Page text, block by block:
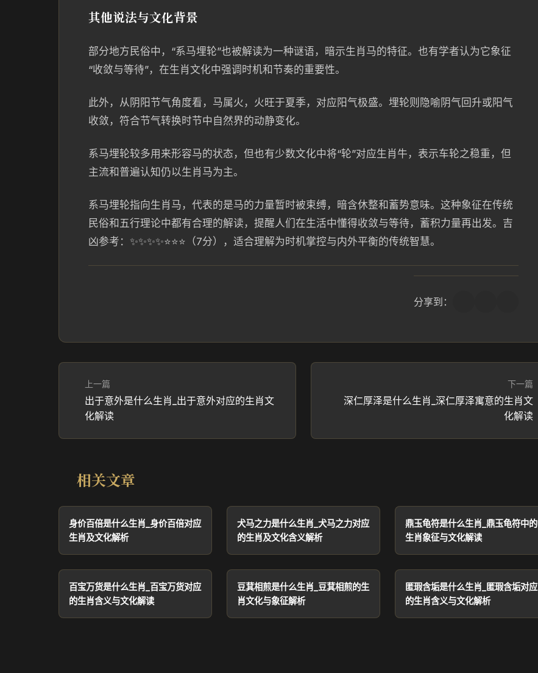
其他说法与文化背景
部分地方民俗中，“系马埋轮”也被解读为一种谜语，暗示生肖马的特征。也有学者认为它象征
“收敛与等待”，在生肖文化中强调时机和节奏的重要性。
此外，从阴阳节气角度看，马属火，火旺于夏季，对应阳气极盛。埋轮则隐喻阴气回升或阳气
收敛，符合节气转换时节中自然界的动静变化。
系马埋轮较多用来形容马的状态，但也有少数文化中将“轮”对应生肖牛，表示车轮之稳重，但
主流和普遍认知仍以生肖马为主。
系马埋轮指向生肖马，代表的是马的力量暂时被束缚，暗含休整和蓄势意味。这种象征在传统
民俗和五行理论中都有合理的解读，提醒人们在生活中懂得收敛与等待，蓄积力量再出发。吉
凶参考：✨✨✨✨⭐⭐⭐（7分），适合理解为时机掌控与内外平衡的传统智慧。
分享到：
上一篇
出于意外是什么生肖_出于意外对应的生肖文
化解读
下一篇
深仁厚泽是什么生肖_深仁厚泽寓意的生肖文
化解读
相关文章
身价百倍是什么生肖_身价百倍对应
生肖及文化解析
犬马之力是什么生肖_犬马之力对应
的生肖及文化含义解析
鼎玉龟符是什么生肖_鼎玉龟符中的
生肖象征与文化解读
百宝万货是什么生肖_百宝万货对应
的生肖含义与文化解读
豆萁相煎是什么生肖_豆萁相煎的生
肖文化与象征解析
匿瑕含垢是什么生肖_匿瑕含垢对应
的生肖含义与文化解析